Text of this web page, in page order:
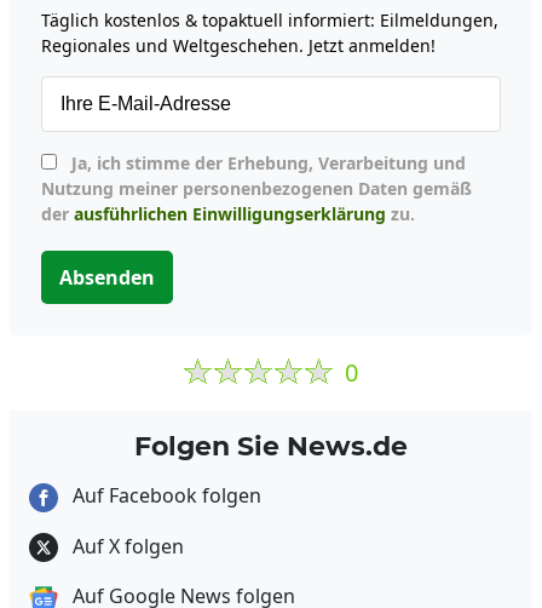
Täglich kostenlos & topaktuell informiert: Eilmeldungen,
Regionales und Weltgeschehen. Jetzt anmelden!
Nutzung meiner personenbezogenen Daten gemäß
der ausführlichen Einwilligungserklärung zu.
Absenden
0
Folgen Sie News.de
Auf Facebook folgen
Auf X folgen
Auf Google News folgen